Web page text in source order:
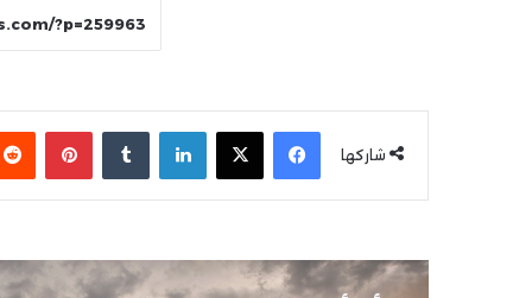
شاركها
فيسبوك
‫X لينكدإن